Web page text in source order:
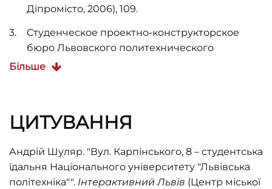
Діпромісто, 2006), 109.
Студенческое проектно-конструкторское
бюро Львовского политехнического
института. Комплекс Учебного Городка
Мест с Централизованным Базовым Складом
Юрій Бірюльов, Архітектура Львова. Час і стилі
ХІІІ–ХХІ ст.(Львів: Центр Європи, 2008), 624-720.
Більше
ЦИТУВАННЯ
Андрій Шуляр. "Вул. Карпінського, 8 – cтудентська
їдальня Національного університету "Львівська
політехніка"". Інтерактивний Львів (Центр міської